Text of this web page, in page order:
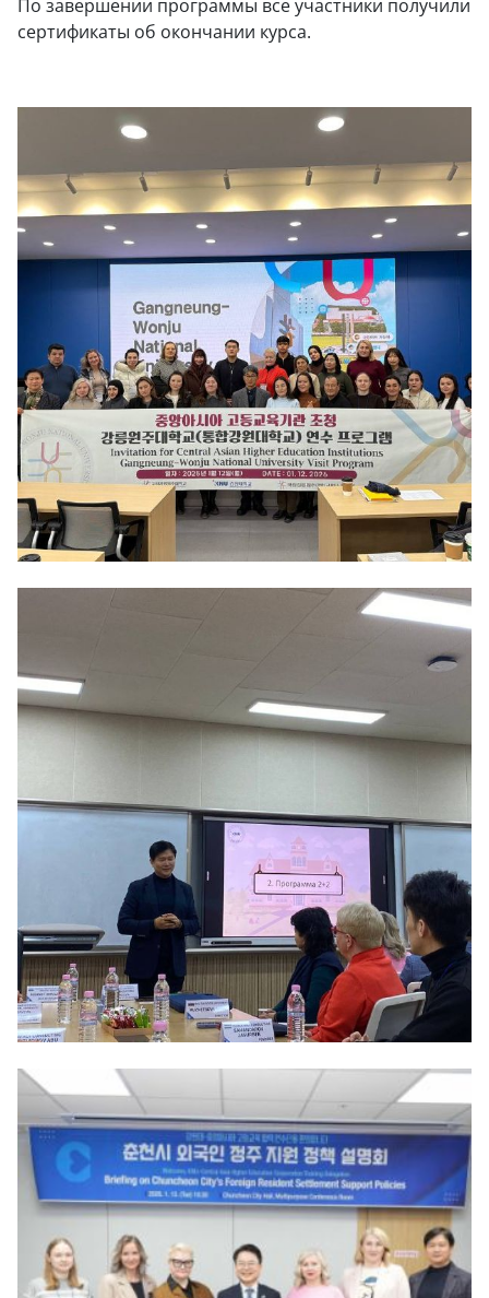
По завершении программы все участники получили
сертификаты об окончании курса.